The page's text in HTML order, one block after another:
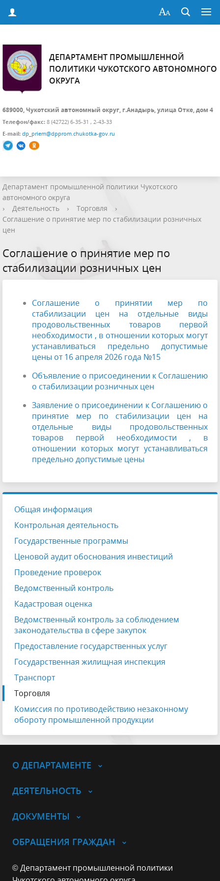
ДЕПАРТАМЕНТ ПРОМЫШЛЕННОЙ
ПОЛИТИКИ ЧУКОТСКОГО АВТОНОМНОГО
ОКРУГА
689000, Чукотский автономный округ, г.Анадырь, улица Отке, дом 4
Телефон/факс: 8 (42722) 6-35-31 , 2-43-33
E-mail: dp_priem@dpprom.chukotka-gov.ru
Департамент промышленной политики Чукотского
автономного округа
›
Деятельность › Торговля
›
Соглашение о принятие мер по стабилизации розничных
цен
Соглашение о принятие мер по
стабилизации розничных цен
Соглашение о принятии мер по
стабилизации цен на отдельные виды
продовольственных товаров первой
необходимости , в отношении которых могут
устанавливаться предельно допустимые
цены от 16 апреля 2026 года №15
Объявление о присоединении к Соглашению
о стабилизации розничных цен
Заявление о присоединении к Соглашению о
принятие мер по стабилизации цен на
отдельные виды продовольственных
товаров первой необходимости , в
отношении которых могут устанавливаться
предельно допустимые цены
Общая информация
Контрольная деятельность
Государственные программы
Ценовой аудит обоснования инвестиций
Проведение проверок
Ведомственный контроль
Кадастровая оценка
Ведомственный контроль за соблюдением
законодательства в сфере закупок
Предоставление государственных услуг
Государственная жилищная инспекция
Транспорт
Торговля
Комиссия по противодействию незаконному
обороту промышленной продукции
О ДЕПАРТАМЕНТЕ
ДЕЯТЕЛЬНОСТЬ
ДОКУМЕНТЫ
ОБРАЩЕНИЯ ГРАЖДАН
© Департамент промышленной политики